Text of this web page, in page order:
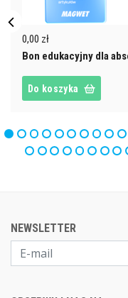
0,00 zł
Bon edukacyjny dla
Do koszyka
NEWSLETTER